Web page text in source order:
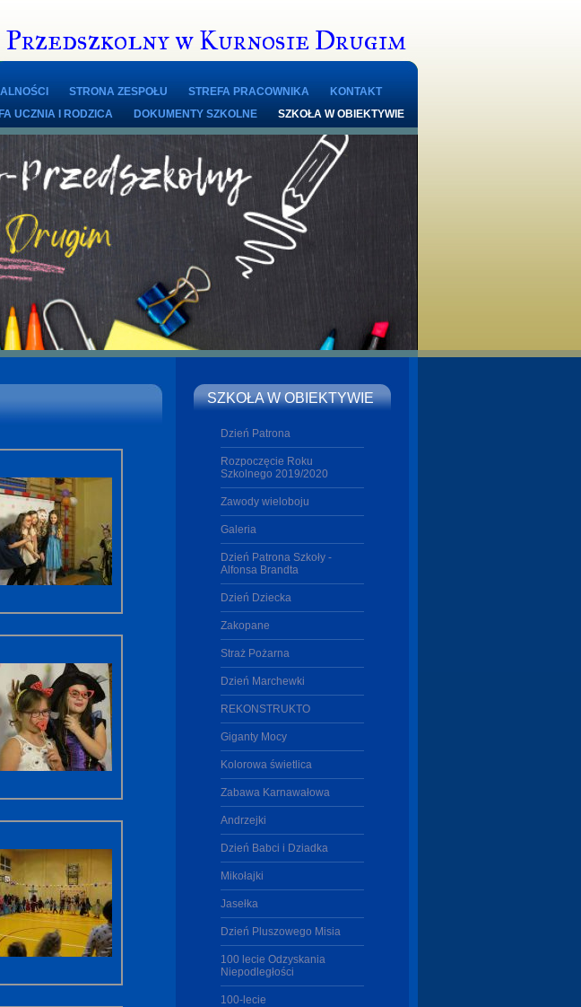
Przedszkolny w Kurnosie Drugim
STRONA ZESPOŁU STREFA PRACOWNIKA
KONTAKT
UCZNIA I RODZICA
DOKUMENTY SZKOLNE SZKOŁA W OBIEKTYWIE
SZKOŁA W OBIEKTYWIE
Dzień Patrona
Rozpoczęcie Roku
Szkolnego 2019/2020
Zawody wieloboju
Galeria
Dzień Patrona Szkoły -
Alfonsa Brandta
Dzień Dziecka
Zakopane
Straż Pożarna
Dzień Marchewki
REKONSTRUKTO
Giganty Mocy
Kolorowa świetlica
Zabawa Karnawałowa
Andrzejki
Dzień Babci i Dziadka
Mikołajki
Jasełka
Dzień Pluszowego Misia
100 lecie Odzyskania
Niepodległości
100-lecie